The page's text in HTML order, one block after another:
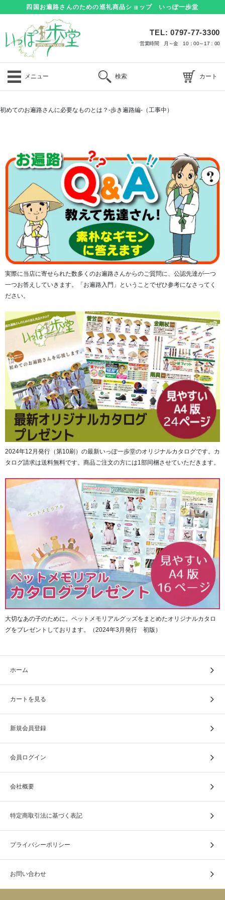
四国お遍路さんのための巡礼商品ショップ いっぽ一歩堂
TEL: 0797-77-3300
営業時間 月～金 10：00～17：00
メニュー 検索 カート
初めてのお遍路さんに必要なものとは？-歩き遍路編-（工事中）
実際に当店に寄せられた数多くのお遍路さんからのご質問に、公認先達が一つ
一つお答えしていきます。「お遍路入門」ということでぜひ参考になさってく
ださい。
2024年12月発行（第10刷）の最新いっぽ一歩堂のオリジナルカタログです。カ
タログ請求は送料無料です。商品ご注文の方には1部同梱させていただきます。
大切なあの子のために。ペットメモリアルグッズをまとめたオリジナルカタロ
グをプレゼントしております。（2024年3月発行 初版）
ホーム
カートを見る
新規会員登録
会員ログイン
会社概要
特定商取引法に基づく表記
プライバシーポリシー
お問い合わせ